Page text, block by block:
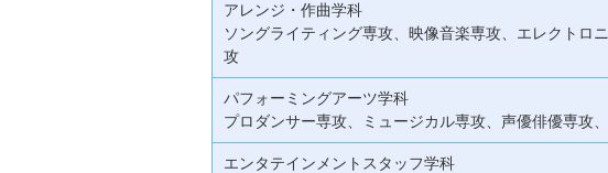
アレンジ・作曲学科
ソングライティング専攻、映像音楽専攻、エレクトロ
攻
パフォーミングアーツ学科
プロダンサー専攻、ミュージカル専攻、声優俳優専攻
エンタテインメントスタッフ学科